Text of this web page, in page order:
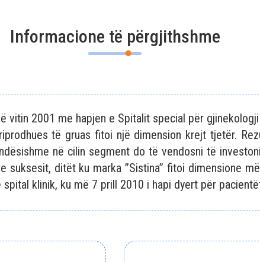
Informacione të përgjithshme
vitin 2001 me hapjen e Spitalit special për
të gruas fitoi një dimension krejt tjetër.
në cilin segment do të vendosni të
ditët ku marka ”Sistina” fitoi dimensione
klinik, ku më 7 prill 2010 i hapi dyert për